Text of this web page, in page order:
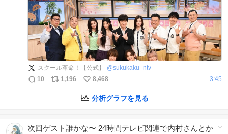
スクール革命！【公式】 @sukukaku_ntv
10
1,196 8,468 3:45
分析グラフを見る
次回ゲスト誰かな〜 24時間テレビ関連で内村さんとか